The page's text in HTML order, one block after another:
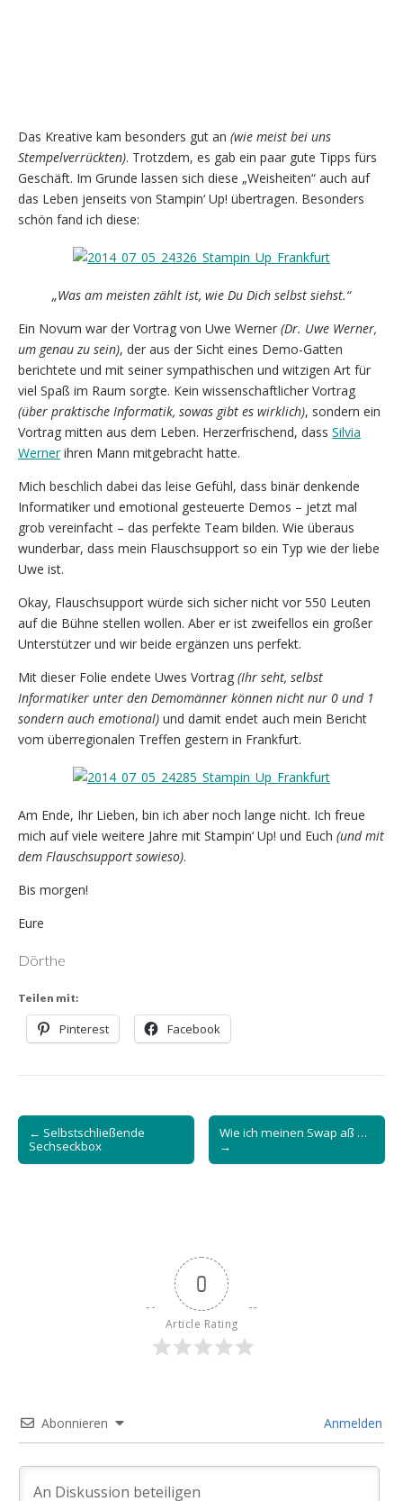
Das Kreative kam besonders gut an (wie meist bei uns
Stempelverrückten). Trotzdem, es gab ein paar gute Tipps fürs
Geschäft. Im Grunde lassen sich diese „Weisheiten“ auch auf
das Leben jenseits von Stampin‘ Up! übertragen. Besonders
schön fand ich diese:
„Was am meisten zählt ist, wie Du Dich selbst siehst.“
Ein Novum war der Vortrag von Uwe Werner (Dr. Uwe Werner,
um genau zu sein), der aus der Sicht eines Demo-Gatten
berichtete und mit seiner sympathischen und witzigen Art für
viel Spaß im Raum sorgte. Kein wissenschaftlicher Vortrag
(über praktische Informatik, sowas gibt es wirklich), sondern ein
Vortrag mitten aus dem Leben. Herzerfrischend, dass Silvia
Wernerihren Mann mitgebracht hatte.
Mich beschlich dabei das leise Gefühl, dass binär denkende
Informatiker und emotional gesteuerte Demos – jetzt mal
grob vereinfacht – das perfekte Team bilden. Wie überaus
wunderbar, dass mein Flauschsupport so ein Typ wie der liebe
Uwe ist.
Okay, Flauschsupport würde sich sicher nicht vor 550 Leuten
auf die Bühne stellen wollen. Aber er ist zweifellos ein großer
Unterstützer und wir beide ergänzen uns perfekt.
Mit dieser Folie endete Uwes Vortrag (Ihr seht, selbst
Informatiker unter den Demomänner können nicht nur 0 und 1
sondern auch emotional) und damit endet auch mein Bericht
vom überregionalen Treffen gestern in Frankfurt.
Am Ende, Ihr Lieben, bin ich aber noch lange nicht. Ich freue
mich auf viele weitere Jahre mit Stampin‘ Up! und Euch (und mit
dem Flauschsupport sowieso).
Bis morgen!
Eure
Dörthe
Teilen mit:
Pinterest Facebook
Post
navigation
← Selbstschließende
Sechseckbox
Wie ich meinen Swap aß …
→
0
Article Rating
Abonnieren Anmelden